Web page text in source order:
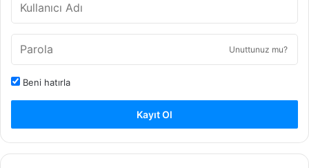
Unuttunuz mu?
Beni hatırla
Kayıt Ol